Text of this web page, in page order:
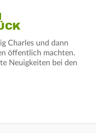
Charles und dann
öffentlich machten.
Neuigkeiten bei den